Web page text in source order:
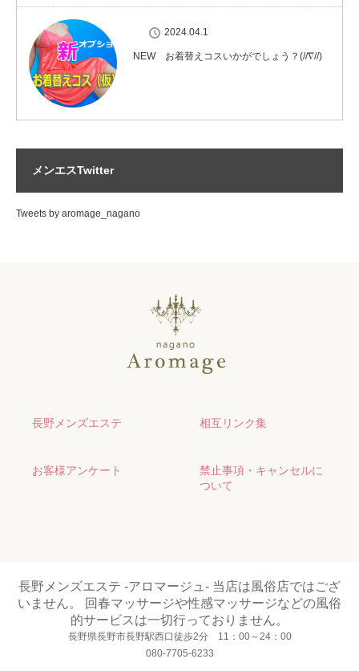
2024.04.1
NEW お着替えコスいかがでしょう？(//∇//)
メンエスTwitter
Tweets by aromage_nagano
長野メンズエステ 相互リンク集
お客様アンケート
禁止事項・キャンセルに
ついて
長野メンズエステ -アロマージュ- 当店は風俗店ではござ
いません。 回春マッサージや性感マッサージなどの風俗
的サービスは一切行っておりません。
長野県長野市長野駅西口徒歩2分 11：00～24：00
080-7705-6233